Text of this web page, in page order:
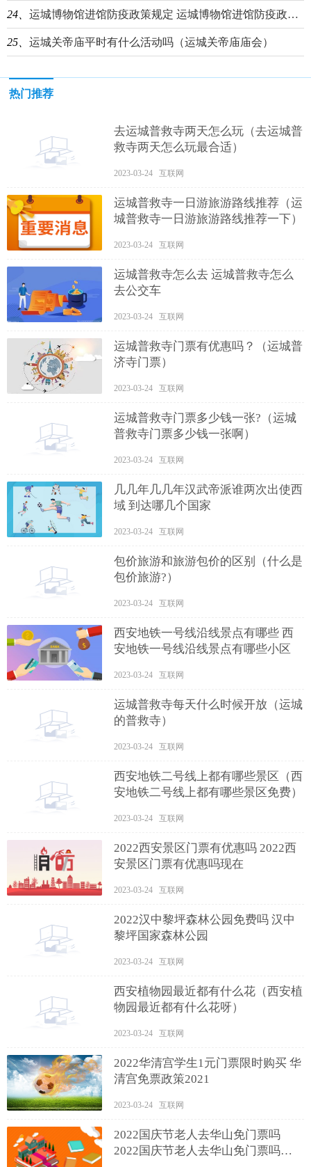
24、 运城博物馆进馆防疫政策规定 运城博物馆进馆防疫政策规定文件
25、 运城关帝庙平时有什么活动吗（运城关帝庙庙会）
热门推荐
去运城普救寺两天怎么玩（去运城普
救寺两天怎么玩最合适）
2023-03-24 互联网
运城普救寺一日游旅游路线推荐（运
城普救寺一日游旅游路线推荐一下）
2023-03-24 互联网
运城普救寺怎么去 运城普救寺怎么
去公交车
2023-03-24 互联网
运城普救寺门票有优惠吗？（运城普
济寺门票）
2023-03-24 互联网
运城普救寺门票多少钱一张?（运城
普救寺门票多少钱一张啊）
2023-03-24 互联网
几几年几几年汉武帝派谁两次出使西
域 到达哪几个国家
2023-03-24 互联网
包价旅游和旅游包价的区别（什么是
包价旅游?）
2023-03-24 互联网
西安地铁一号线沿线景点有哪些 西
安地铁一号线沿线景点有哪些小区
2023-03-24 互联网
运城普救寺每天什么时候开放（运城
的普救寺）
2023-03-24 互联网
西安地铁二号线上都有哪些景区（西
安地铁二号线上都有哪些景区免费）
2023-03-24 互联网
2022西安景区门票有优惠吗 2022西
安景区门票有优惠吗现在
2023-03-24 互联网
2022汉中黎坪森林公园免费吗 汉中
黎坪国家森林公园
2023-03-24 互联网
西安植物园最近都有什么花（西安植
物园最近都有什么花呀）
2023-03-24 互联网
2022华清宫学生1元门票限时购买 华
清宫免票政策2021
2023-03-24 互联网
2022国庆节老人去华山免门票吗
2022国庆节老人去华山免门票吗现